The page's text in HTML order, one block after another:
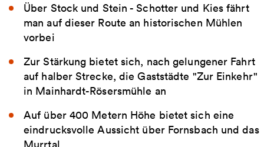
Über Stock und Stein - Schotter und Kies fährt
man auf dieser Route an historischen Mühlen
vorbei
Zur Stärkung bietet sich, nach gelungener Fahrt
auf halber Strecke, die Gaststädte "Zur Einkehr"
in Mainhardt-Rösersmühle an
Auf über 400 Metern Höhe bietet sich eine
eindrucksvolle Aussicht über Fornsbach und das